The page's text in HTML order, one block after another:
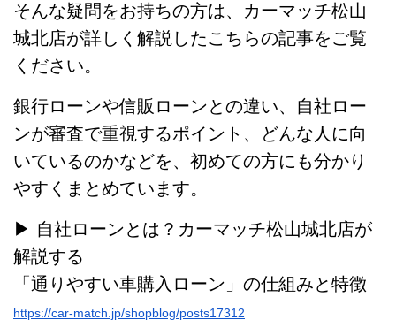
そんな疑問をお持ちの方は、カーマッチ松山
城北店が詳しく解説したこちらの記事をご覧
ください。
銀行ローンや信販ローンとの違い、自社ロー
ンが審査で重視するポイント、どんな人に向
いているのかなどを、初めての方にも分かり
やすくまとめています。
▶︎ 自社ローンとは？カーマッチ松山城北店が
解説する
「通りやすい車購入ローン」の仕組みと特徴
https://car-match.jp/shopblog/posts17312